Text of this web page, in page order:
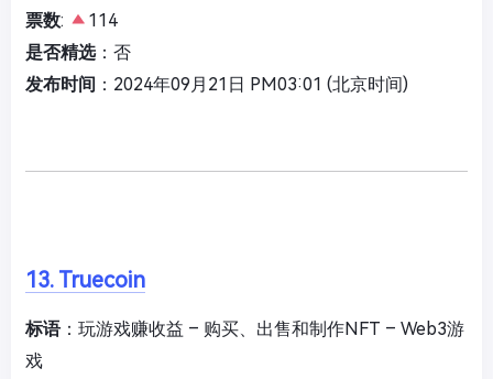
票数:
114
是否精选：否
发布时间 ：2024年09月21日 PM03:01 (北京时间)
13. Truecoin
标语：玩游戏赚收益 – 购买、出售和制作NFT – Web3游
戏